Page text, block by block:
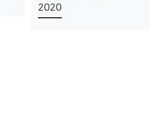
2020